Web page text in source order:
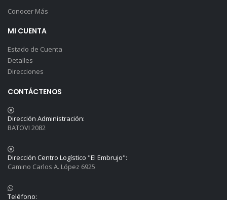
Conocer Más
MI CUENTA
Estado de Cuenta
Detalles
Direcciones
CONTÁCTENOS
Dirección Administración:
BATOVI 2082
Dirección Centro Logístico "El Embrujo":
Camino Carlos A. López 6925
Teléfono: